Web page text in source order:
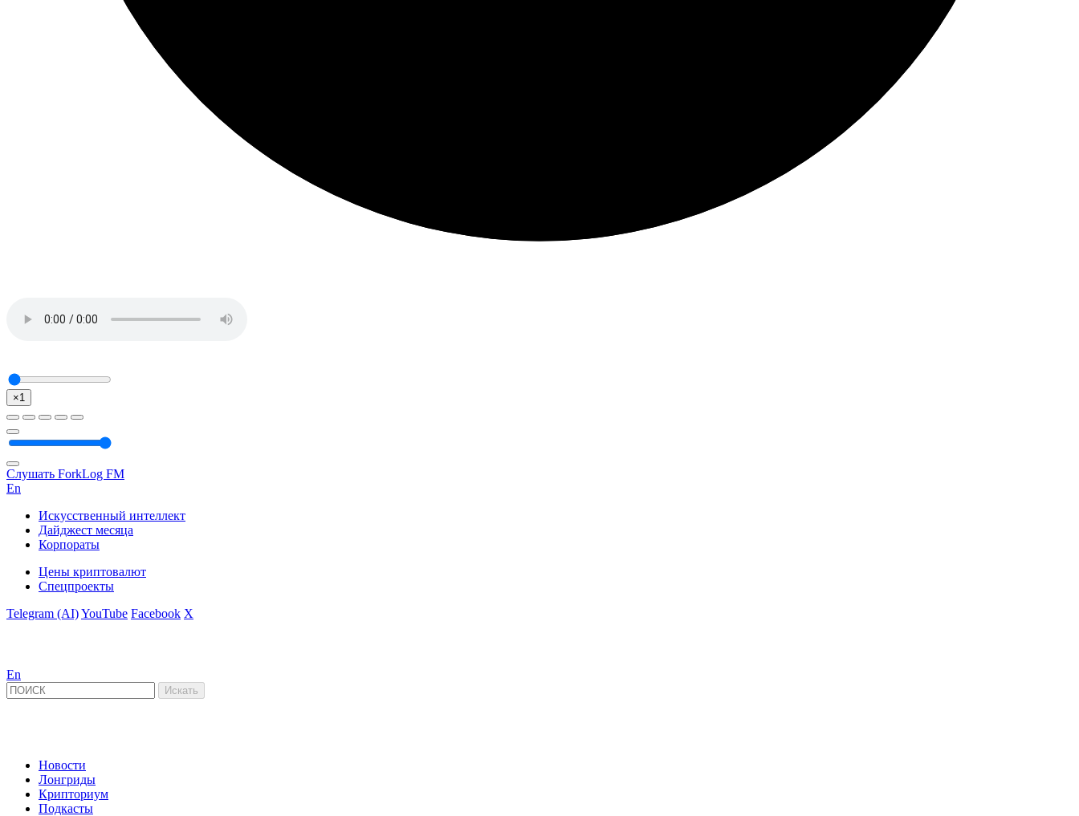
×1
Слушать ForkLog FM
En
Искусственный интеллект
Дайджест месяца
Корпораты
Цены криптовалют
Спецпроекты
Telegram (AI)YouTube Facebook X
En
Новости
Лонгриды
Крипториум
Подкасты